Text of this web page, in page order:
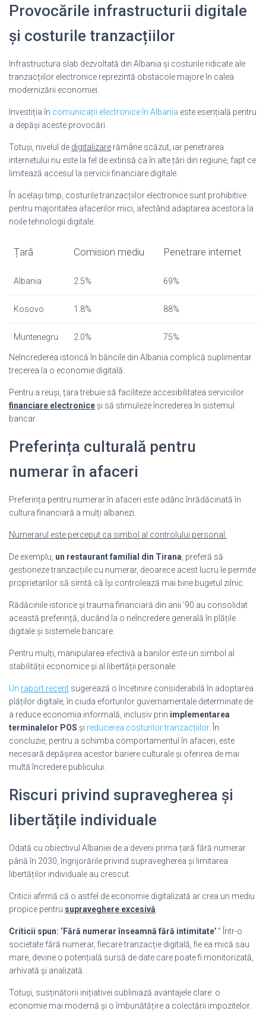
Provocările infrastructurii digitale
și costurile tranzacțiilor
Infrastructura slab dezvoltată din Albania și costurile ridicate ale
tranzacțiilor electronice reprezintă obstacole majore în calea
modernizării economiei.
Investiția în comunicații electronice în Albania este esențială pentru
a depăși aceste provocări.
Totuși, nivelul de digitalizare rămâne scăzut, iar penetrarea
internetului nu este la fel de extinsă ca în alte țări din regiune, fapt ce
limitează accesul la servicii financiare digitale.
În același timp, costurile tranzacțiilor electronice sunt prohibitive
pentru majoritatea afacerilor mici, afectând adaptarea acestora la
noile tehnologii digitale.
Țară Comision mediu Penetrare internet
Albania 2.5% 69%
Kosovo 1.8% 88%
Muntenegru 2.0% 75%
Neîncrederea istorică în băncile din Albania complică suplimentar
trecerea la o economie digitală.
Pentru a reuși, țara trebuie să faciliteze accesibilitatea serviciilor
financiare electroniceși să stimuleze încrederea în sistemul
bancar.
Preferința culturală pentru
numerar în afaceri
Preferința pentru numerar în afaceri este adânc înrădăcinată în
cultura financiară a mulți albanezi.
Numerarul este perceput ca simbol al controlului personal.
De exemplu, un restaurant familial din Tirana , preferă să
gestioneze tranzacțiile cu numerar, deoarece acest lucru le permite
proprietarilor să simtă că își controlează mai bine bugetul zilnic.
Rădăcinile istorice și trauma financiară din anii ’90 au consolidat
această preferință, ducând la o neîncredere generală în plățile
digitale și sistemele bancare.
Pentru mulți, manipularea efectivă a banilor este un simbol al
stabilității economice și al libertății personale.
Un raport recent sugerează o încetinire considerabilă în adoptarea
plăților digitale, în ciuda eforturilor guvernamentale determinate de
a reduce economia informală, inclusiv prin implementarea
terminalelor POS și reducerea costurilor tranzacțiilor. În
concluzie, pentru a schimba comportamentul în afaceri, este
necesară depășirea acestor bariere culturale și oferirea de mai
multă încredere publicului.
Riscuri privind supravegherea și
libertățile individuale
Odată cu obiectivul Albaniei de a deveni prima țară fără numerar
până în 2030, îngrijorările privind supravegherea și limitarea
libertăților individuale au crescut.
Criticii afirmă că o astfel de economie digitalizată ar crea un mediu
propice pentru supraveghere excesivă
Criticii spun: ‘Fără numerar înseamnă fără intimitate’.” Într-o
societate fără numerar, fiecare tranzacție digitală, fie ea mică sau
mare, devine o potențială sursă de date care poate fi monitorizată,
arhivată și analizată.
Totuși, susținătorii inițiativei subliniază avantajele clare: o
economie mai modernă și o îmbunătățire a colectării impozitelor.